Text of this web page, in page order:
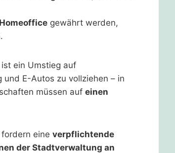
gewährt werden,
ein Umstieg auf
und E-Autos zu vollziehen – in
müssen auf einen
eine verpflichtende
der Stadtverwaltung an